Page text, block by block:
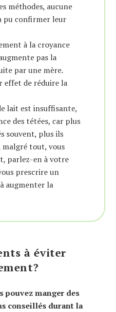
méthodes, aucune
pu confirmer leur
à la croyance
pas la
par une mère.
effet de réduire la
lait est insuffisante,
des tétées, car plus
souvent, plus ils
tout, vous
parlez-en à votre
prescrire un
augmenter la
à éviter
pouvez manger des
conseillés durant la